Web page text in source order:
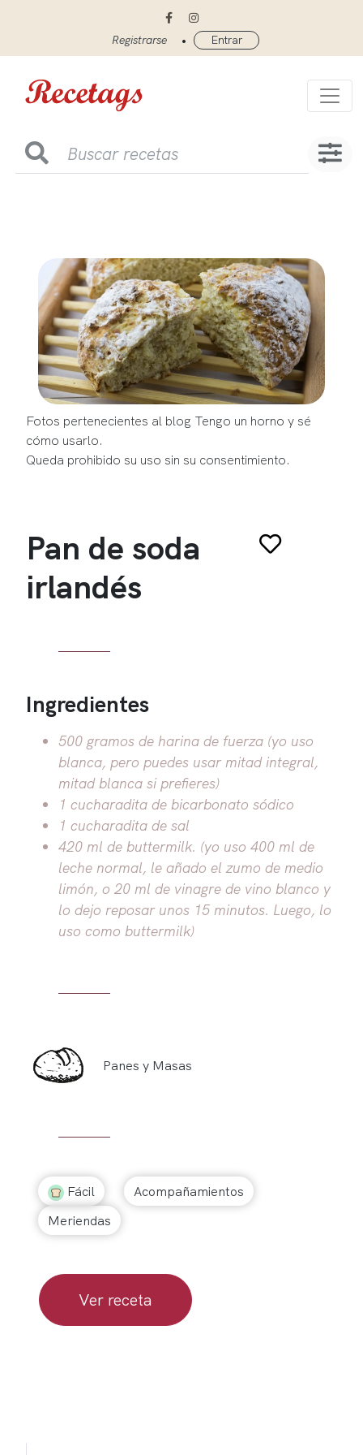
Registrarse • Entrar
Fotos pertenecientes al blog Tengo un horno y sé
cómo usarlo.
Queda prohibido su uso sin su consentimiento.
Pan de soda
irlandés
Ingredientes
500 gramos de harina de fuerza (yo uso
blanca, pero puedes usar mitad integral,
mitad blanca si prefieres)
1 cucharadita de bicarbonato sódico
1 cucharadita de sal
420 ml de buttermilk. (yo uso 400 ml de
leche normal, le añado el zumo de medio
limón, o 20 ml de vinagre de vino blanco y
lo dejo reposar unos 15 minutos. Luego, lo
uso como buttermilk)
Panes y Masas
Fácil
Acompañamientos
Meriendas
Ver receta